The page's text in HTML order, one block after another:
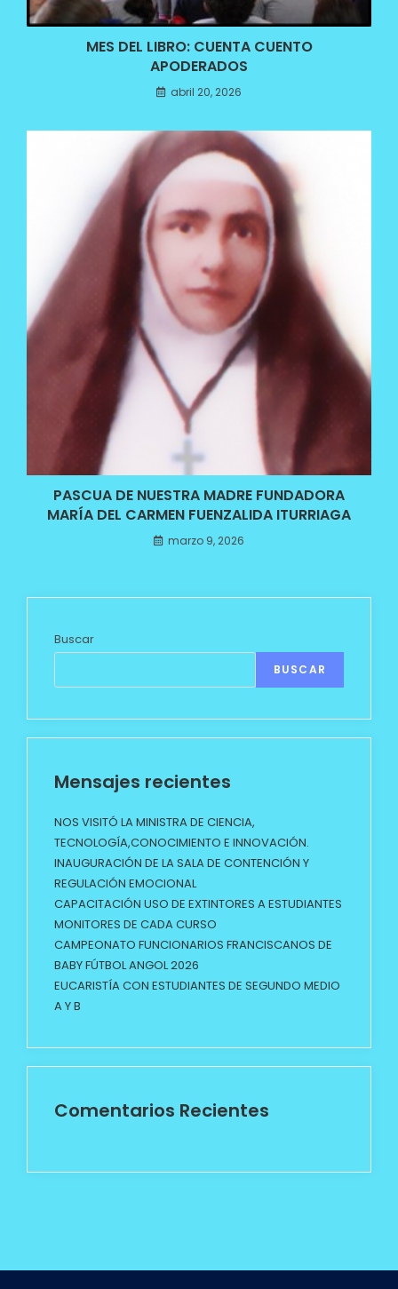
MES DEL LIBRO: CUENTA CUENTO
APODERADOS
abril 20, 2026
PASCUA DE NUESTRA MADRE FUNDADORA
MARÍA DEL CARMEN FUENZALIDA ITURRIAGA
marzo 9, 2026
Buscar
BUSCAR
Mensajes recientes
NOS VISITÓ LA MINISTRA DE CIENCIA,
TECNOLOGÍA,CONOCIMIENTO E INNOVACIÓN.
INAUGURACIÓN DE LA SALA DE CONTENCIÓN Y
REGULACIÓN EMOCIONAL
CAPACITACIÓN USO DE EXTINTORES A ESTUDIANTES
MONITORES DE CADA CURSO
CAMPEONATO FUNCIONARIOS FRANCISCANOS DE
BABY FÚTBOL ANGOL 2026
EUCARISTÍA CON ESTUDIANTES DE SEGUNDO MEDIO
A Y B
Comentarios Recientes